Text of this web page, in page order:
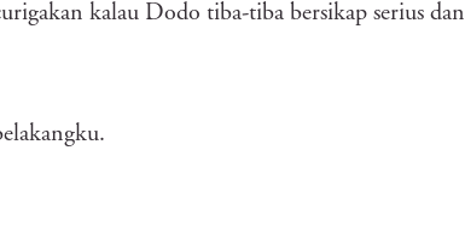
kalau Dodo tiba-tiba bersikap serius dan